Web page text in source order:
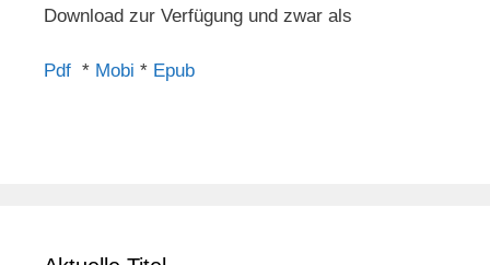
Download zur Verfügung und zwar als
Pdf * Mobi * Epub